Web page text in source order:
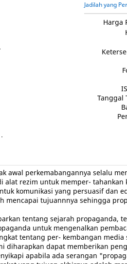
Jadilah yang
Harga
Tanggal
awal perkemabangannya selalu
alat rezim untuk memper-
komunikasi yang persuasif dan
mencapai tujuannnya sehingga
tentang sejarah propaganda,
untuk mengenalkan
tentang per- kembangan
diharapkan dapat memberikan
apabila ada serangan